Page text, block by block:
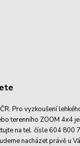
Pro vyzkoušení
terenního ZOOM 4x4
na tel. čísle 604 800
nacházet právě u